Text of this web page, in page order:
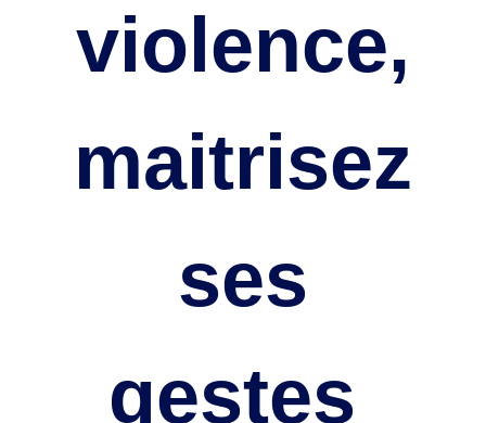
violence,
maitrisez
ses
gestes